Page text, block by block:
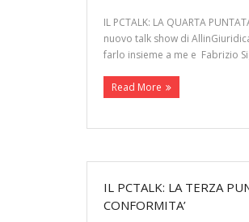
IL PCTALK: LA QUARTA
nuovo talk show di
farlo insieme a me e Fabrizio
Read More
IL PCTALK: LA TERZA
CONFORMITA’